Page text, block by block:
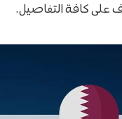
على كافة التفاصيل.